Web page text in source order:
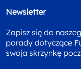
Newsletter
Zapisz się do
porady dotyczące
swoja skrzynkę